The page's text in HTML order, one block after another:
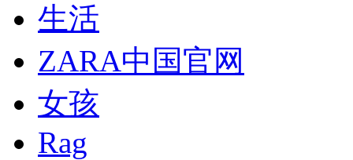
生活
ZARA中国官网
女孩
Rag